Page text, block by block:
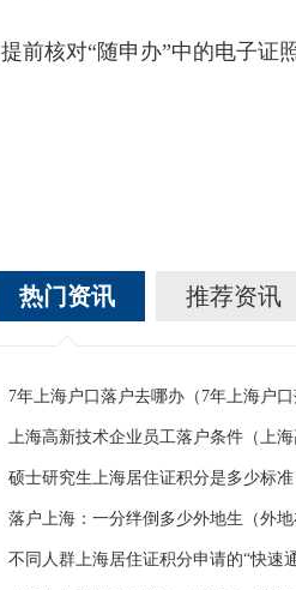
核对“随申办”中的电子证
热门资讯 推荐资讯
7年上海户口落户去哪办（7年上海户口
上海高新技术企业员工落户条件（上海
硕士研究生上海居住证积分是多少标
不同人群上海居住证积分申请的“快速